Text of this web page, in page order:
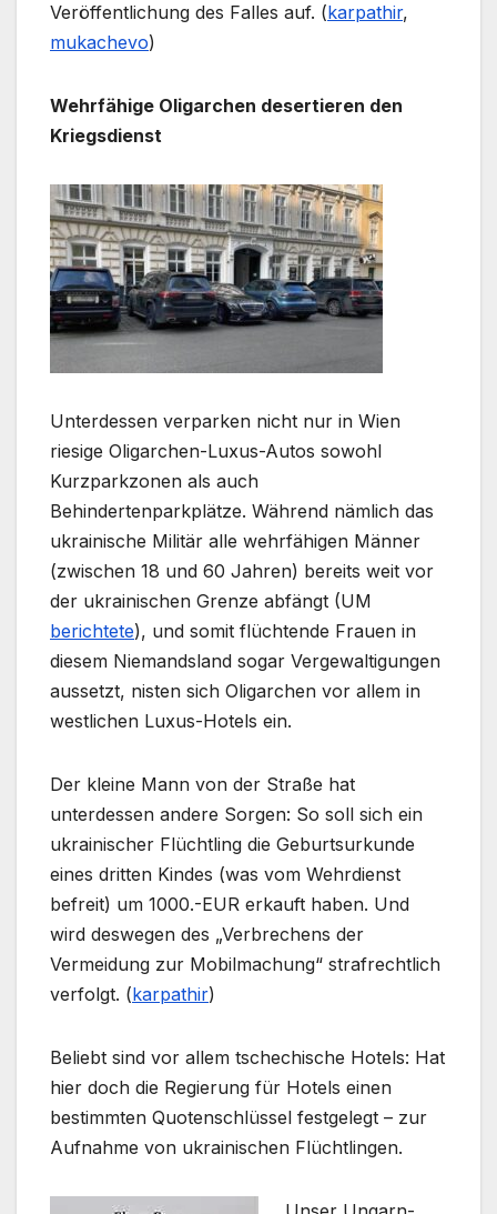
Veröffentlichung des Falles auf. (karpathir,
mukachevo)
Wehrfähige Oligarchen desertieren den
Kriegsdienst
Unterdessen verparken nicht nur in Wien
riesige Oligarchen-Luxus-Autos sowohl
Kurzparkzonen als auch
Behindertenparkplätze. Während nämlich das
ukrainische Militär alle wehrfähigen Männer
(zwischen 18 und 60 Jahren) bereits weit vor
der ukrainischen Grenze abfängt (UM
berichtete), und somit flüchtende Frauen in
diesem Niemandsland sogar Vergewaltigungen
aussetzt, nisten sich Oligarchen vor allem in
westlichen Luxus-Hotels ein.
Der kleine Mann von der Straße hat
unterdessen andere Sorgen: So soll sich ein
ukrainischer Flüchtling die Geburtsurkunde
eines dritten Kindes (was vom Wehrdienst
befreit) um 1000.-EUR erkauft haben. Und
wird deswegen des „Verbrechens der
Vermeidung zur Mobilmachung“ strafrechtlich
verfolgt. (karpathir)
Beliebt sind vor allem tschechische Hotels: Hat
hier doch die Regierung für Hotels einen
bestimmten Quotenschlüssel festgelegt – zur
Aufnahme von ukrainischen Flüchtlingen.